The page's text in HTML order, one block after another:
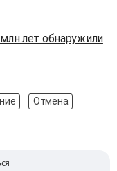
лет обнаружили
Отмена